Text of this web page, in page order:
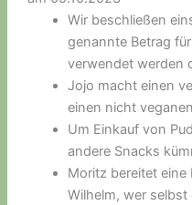
Wir beschließen
genannte Betrag
verwendet werden
Jojo macht einen
einen nicht veganen
Um Einkauf von
andere Snacks
Moritz bereitet
Wilhelm, wer